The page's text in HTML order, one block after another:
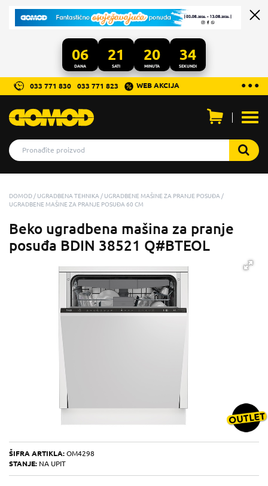
06
DANA
21
SATI
20
MINUTA
33
SEKUNDI
...
● ● ●
033 771 830 033 771 823 WEB AKCIJA
DOMOD UGRADBENA TEHNIKA
UGRADBENE MAŠINE ZA PRANJE POSUĐA
UGRADBENE MAŠINE ZA PRANJE POSUĐA 60 CM
Beko ugradbena mašina za pranje
posuđa BDIN 38521 Q#BTEOL
ŠIFRA ARTIKLA: OM4298
STANJE: NA UPIT